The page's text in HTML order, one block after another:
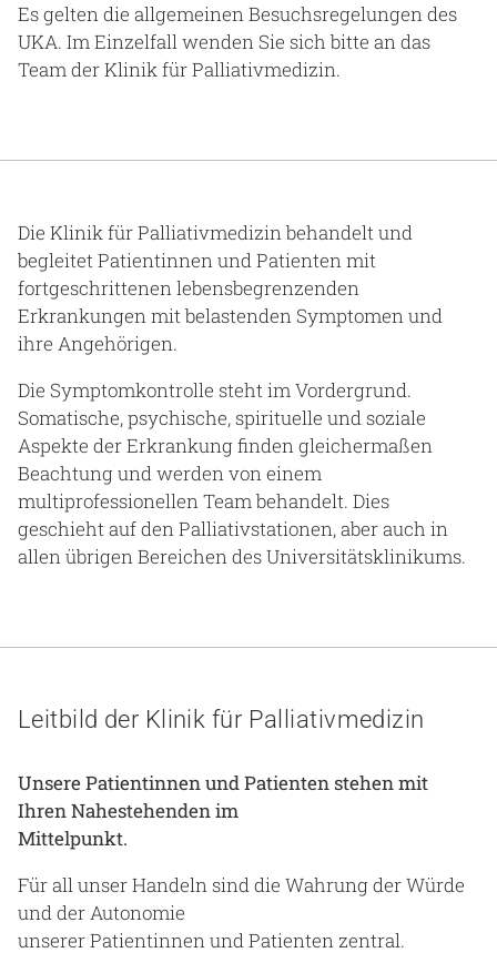
Es gelten die allgemeinen Besuchsregelungen des
UKA. Im Einzelfall wenden Sie sich bitte an das
Team der Klinik für Palliativmedizin.
Die Klinik für Palliativmedizin behandelt und
begleitet Patientinnen und Patienten mit
fortgeschrittenen lebensbegrenzenden
Erkrankungen mit belastenden Symptomen und
ihre Angehörigen.
Die Symptomkontrolle steht im Vordergrund.
Somatische, psychische, spirituelle und soziale
Aspekte der Erkrankung finden gleichermaßen
Beachtung und werden von einem
multiprofessionellen Team behandelt. Dies
geschieht auf den Palliativstationen, aber auch in
allen übrigen Bereichen des Universitätsklinikums.
Leitbild der Klinik für Palliativmedizin
Unsere Patientinnen und Patienten stehen mit
Ihren Nahestehenden im
Mittelpunkt.
Für all unser Handeln sind die Wahrung der Würde
und der Autonomie
unserer Patientinnen und Patienten zentral.